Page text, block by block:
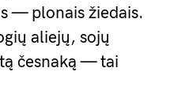
— plonais žiedais.
aliejų, sojų
česnaką — tai